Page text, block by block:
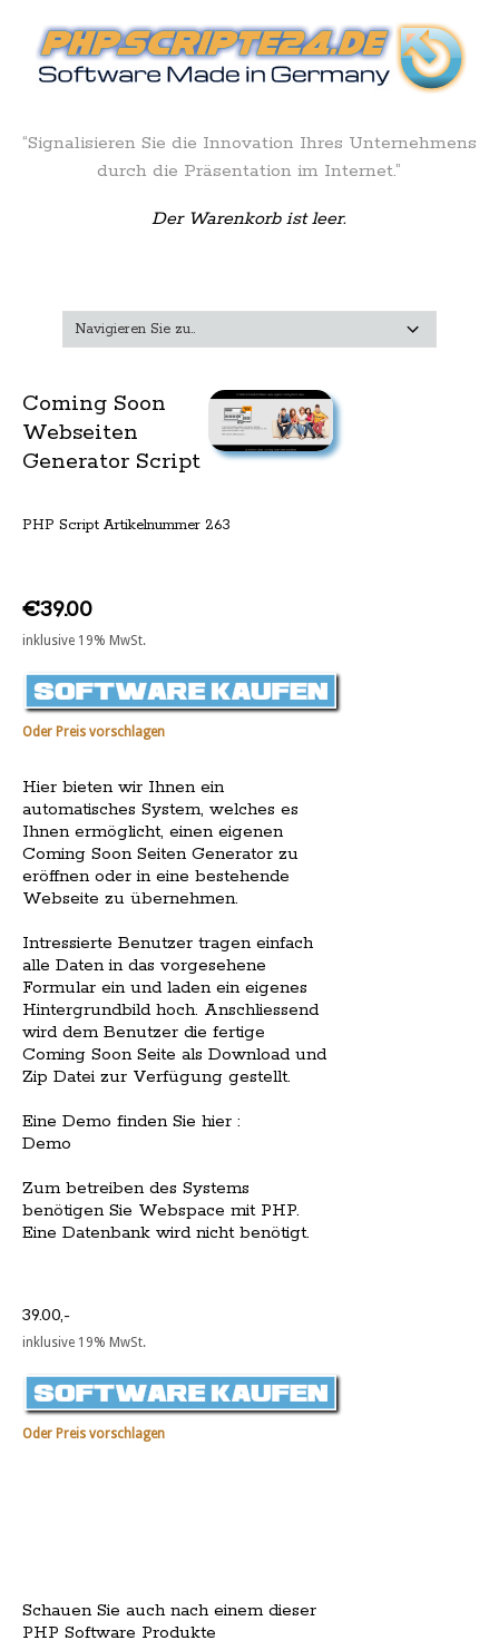
“Signalisieren Sie die Innovation Ihres Unternehmens
durch die Präsentation im Internet.”
Der Warenkorb ist leer.
Coming Soon
Webseiten
Generator Script
PHP Script Artikelnummer 263
€39.00
inklusive 19% MwSt.
Oder Preis vorschlagen
Hier bieten wir Ihnen ein
automatisches System, welches es
Ihnen ermöglicht, einen eigenen
Coming Soon Seiten Generator zu
eröffnen oder in eine bestehende
Webseite zu übernehmen.
Intressierte Benutzer tragen einfach
alle Daten in das vorgesehene
Formular ein und laden ein eigenes
Hintergrundbild hoch. Anschliessend
wird dem Benutzer die fertige
Coming Soon Seite als Download und
Zip Datei zur Verfügung gestellt.
Eine Demo finden Sie hier :
Demo
Zum betreiben des Systems
benötigen Sie Webspace mit PHP.
Eine Datenbank wird nicht benötigt.
39.00,-
inklusive 19% MwSt.
Oder Preis vorschlagen
Schauen Sie auch nach einem dieser
PHP Software Produkte